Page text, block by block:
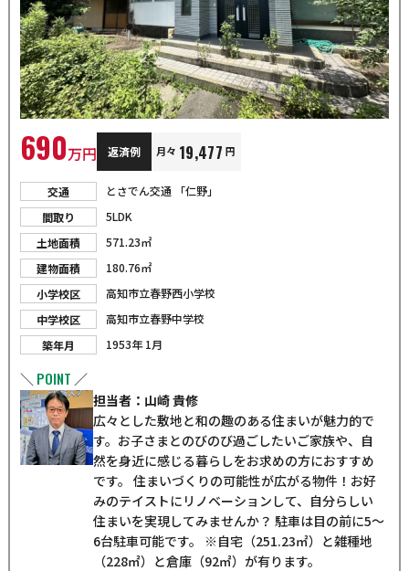
690万円 返済例 月々 19,477 円
交通
とさでん交通 「仁野」
間取り
5LDK
土地面積
571.23㎡
建物面積
180.76㎡
小学校区
高知市立春野西小学校
中学校区
高知市立春野中学校
築年月
1953年 1月
＼ POINT ／
担当者：山崎 貴修
広々とした敷地と和の趣のある住まいが魅力的で
す。お子さまとのびのび過ごしたいご家族や、自
然を身近に感じる暮らしをお求めの方におすすめ
です。 住まいづくりの可能性が広がる物件！お好
みのテイストにリノベーションして、自分らしい
住まいを実現してみませんか？ 駐車は目の前に5～
6台駐車可能です。 ※自宅（251.23㎡）と雑種地
（228㎡）と倉庫（92㎡）が有ります。